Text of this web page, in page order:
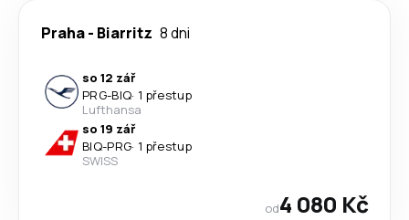
Praha- Biarritz 8 dni
so 12 zář
PRG-BIQ· 1 přestup
Lufthansa
so 19 zář
BIQ-PRG· 1 přestup
SWISS
od4 080 Kč